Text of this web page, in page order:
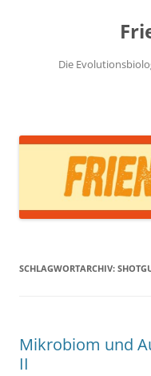
Die
SCHLAGWORTARCHIV:
Mikrobiom und
II